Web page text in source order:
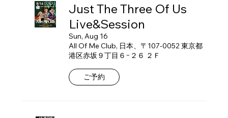
Just The Three Of Us
Live&Session
Sun, Aug 16
All Of Me Club, 日本、〒107-0052 東京都
港区赤坂９丁目６−２６ ２Ｆ
ご予約